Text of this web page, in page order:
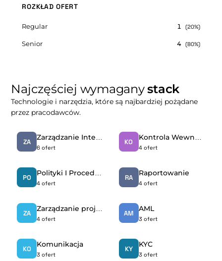
ROZKŁAD OFERT
Regular 1 (20%)
Senior 4 (80%)
Najczęściej wymaganystack
Technologie i narzędzia, które są najbardziej pożądane
przez pracodawców.
ZA
6 ofert
KO
4 ofert
PO
4 ofert
RA
Raportowanie
4 ofert
ZA
4 ofert
AM
AML
3 ofert
KO
Komunikacja
3 ofert
KY
KYC
3 ofert